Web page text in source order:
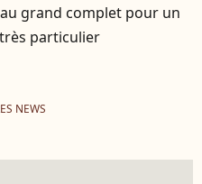
grand complet pour un
particulier
NEWS